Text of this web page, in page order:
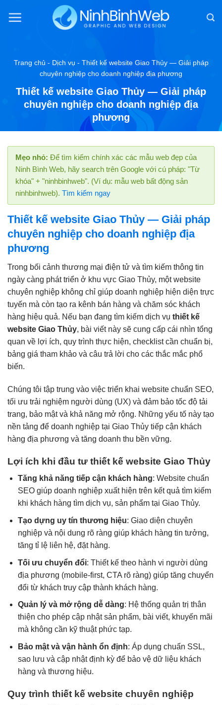
đến
Trang chủ - Dịch vụ - Thiết kế website Giao Thủy — Giải pháp
chuyên nghiệp cho doanh nghiệp địa phương
Thiết kế website Giao Thủy — Giải pháp
chuyên nghiệp cho doanh nghiệp địa
phương
Mẹo nhỏ: Để tìm kiếm chính xác các mẫu web đẹp của
Ninh Bình Web, hãy search trên Google với cú pháp: "Từ
khóa" + "ninhbinhweb". (Ví dụ: mẫu web bất động sản
ninhbinhweb). Tìm kiếm ngay
Thiết kế website Giao Thủy — Giải pháp
chuyên nghiệp cho doanh nghiệp địa
phương
Trong bối cảnh thương mại điện tử và tìm kiếm thông tin
ngày càng phát triển ở khu vực Giao Thủy, một website
chuyên nghiệp không chỉ giúp doanh nghiệp hiện diện trực
tuyến mà còn tạo ra kênh bán hàng và chăm sóc khách
hàng hiệu quả. Nếu bạn đang tìm kiếm dịch vụ thiết kế
website Giao Thủy, bài viết này sẽ cung cấp cái nhìn tổng
quan về lợi ích, quy trình thực hiện, checklist cần chuẩn bị,
bảng giá tham khảo và câu trả lời cho các thắc mắc phổ
biến.
Chúng tôi tập trung vào việc triển khai website chuẩn SEO,
tối ưu trải nghiệm người dùng (UX) và đảm bảo tốc độ tải
trang, bảo mật và khả năng mở rộng. Những yếu tố này tạo
nền tảng để doanh nghiệp tại Giao Thủy tiếp cận khách
hàng địa phương và tăng doanh thu bền vững.
Lợi ích khi đầu tư thiết kế website Giao Thủy
Tăng khả năng tiếp cận khách hàng: Website chuẩn
SEO giúp doanh nghiệp xuất hiện trên kết quả tìm kiếm
khi khách hàng tìm dịch vụ, sản phẩm tại Giao Thủy.
Tạo dựng uy tín thương hiệu: Giao diện chuyên
nghiệp và nội dung rõ ràng giúp khách hàng tin tưởng,
tăng tỉ lệ liên hệ, đặt hàng.
Tối ưu chuyển đổi: Thiết kế theo hành vi người dùng
địa phương (mobile-first, CTA rõ ràng) giúp tăng chuyển
đổi từ khách truy cập thành khách hàng.
Quản lý và mở rộng dễ dàng: Hệ thống quản trị thân
thiện cho phép cập nhật sản phẩm, bài viết, khuyến mãi
mà không cần kỹ thuật phức tạp.
Bảo mật và vận hành ổn định: Áp dụng chuẩn SSL,
sao lưu và cập nhật định kỳ để bảo vệ dữ liệu khách
hàng và thương hiệu.
Quy trình thiết kế website chuyên nghiệp